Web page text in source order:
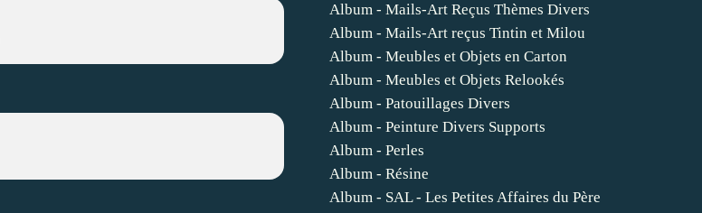
Album - Mails-Art Reçus Thèmes Divers
Album - Mails-Art reçus Tintin et Milou
Album - Meubles et Objets en Carton
Album - Meubles et Objets Relookés
Album - Patouillages Divers
Album - Peinture Divers Supports
Album - Perles
Album - Résine
Album - SAL - Les Petites Affaires du Père